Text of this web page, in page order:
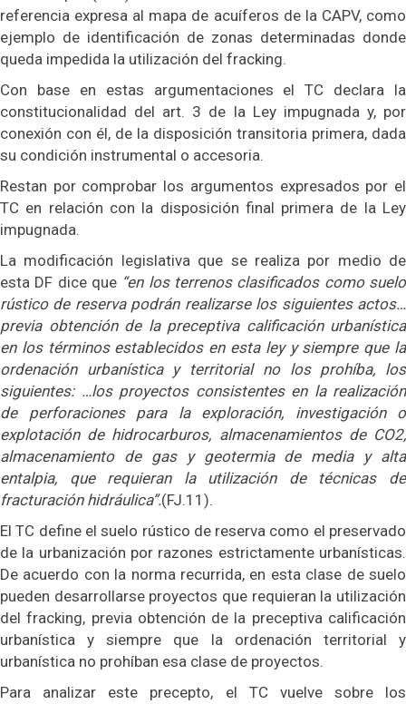
referencia expresa al mapa de acuíferos de la CAPV, como
ejemplo de identificación de zonas determinadas donde
queda impedida la utilización del fracking.
Con base en estas argumentaciones el TC declara la
constitucionalidad del art. 3 de la Ley impugnada y, por
conexión con él, de la disposición transitoria primera, dada
su condición instrumental o accesoria.
Restan por comprobar los argumentos expresados por el
TC en relación con la disposición final primera de la Ley
impugnada.
La modificación legislativa que se realiza por medio de
esta DF dice que “en los terrenos clasificados como suelo
rústico de reserva podrán realizarse los siguientes actos…
previa obtención de la preceptiva calificación urbanística
en los términos establecidos en esta ley y siempre que la
ordenación urbanística y territorial no los prohíba, los
siguientes: …los proyectos consistentes en la realización
de perforaciones para la exploración, investigación o
explotación de hidrocarburos, almacenamientos de CO2,
almacenamiento de gas y geotermia de media y alta
entalpia, que requieran la utilización de técnicas de
fracturación hidráulica”.(FJ.11).
El TC define el suelo rústico de reserva como el preservado
de la urbanización por razones estrictamente urbanísticas.
De acuerdo con la norma recurrida, en esta clase de suelo
pueden desarrollarse proyectos que requieran la utilización
del fracking, previa obtención de la preceptiva calificación
urbanística y siempre que la ordenación territorial y
urbanística no prohíban esa clase de proyectos.
Para analizar este precepto, el TC vuelve sobre los